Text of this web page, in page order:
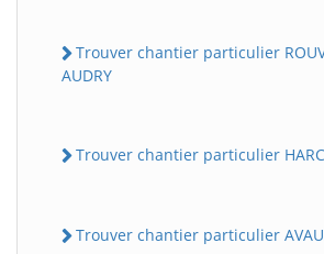
Trouver chantier particulier
AUDRY
Trouver chantier particulier
Trouver chantier particulier